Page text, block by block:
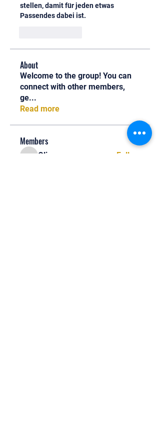
stellen, damit für jeden etwas
Passendes dabei ist.
About
Welcome to the group! You can
connect with other members,
ge...
Read more
Members
Oliver
Follow